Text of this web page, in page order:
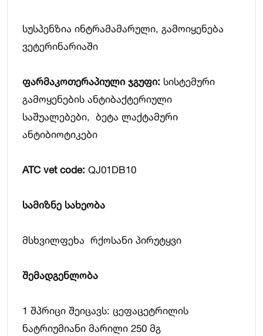
სუსპენზია ინტრამამარული, გამოიყენება
ვეტერინარიაში
ფარმაკოთერაპიული ჯგუფი: სისტემური
გამოყენების ანტიბაქტერიული
საშუალებები, ბეტა ლაქტამური
ანტიბიოტიკები
ATC vet code: QJ01DB10
სამიზნე სახეობა
მსხვილფეხა რქოსანი პირუტყვი
შემადგენლობა
1 შპრიცი შეიცავს: ცეფაცეტრილის
ნატრიუმიანი მარილი 250 მგ